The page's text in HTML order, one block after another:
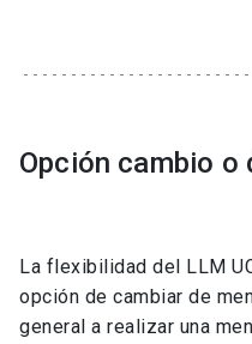
Opción cambio o
La flexibilidad del LLM
opción de cambiar de
general a realizar una